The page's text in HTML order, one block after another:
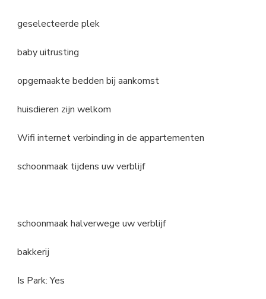
geselecteerde plek
baby uitrusting
opgemaakte bedden bij aankomst
huisdieren zijn welkom
Wifi internet verbinding in de appartementen
schoonmaak tijdens uw verblijf
schoonmaak halverwege uw verblijf
bakkerij
Is Park: Yes